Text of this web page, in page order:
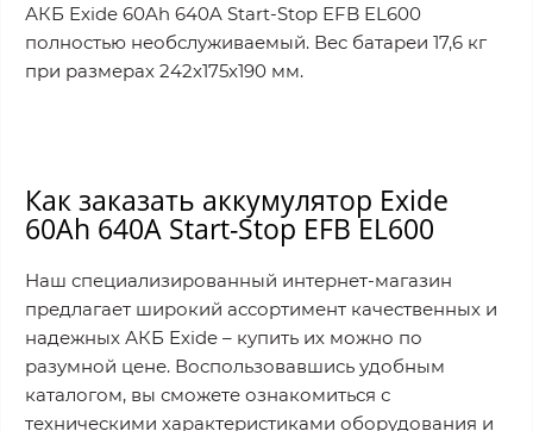
АКБ Exide 60Ah 640A Start-Stop EFB EL600
полностью необслуживаемый. Вес батареи 17,6 кг
при размерах 242x175x190 мм.
Как заказать аккумулятор Exide
60Ah 640A Start-Stop EFB EL600
Наш специализированный интернет-магазин
предлагает широкий ассортимент качественных и
надежных АКБ Exide – купить их можно по
разумной цене. Воспользовавшись удобным
каталогом, вы сможете ознакомиться с
техническими характеристиками оборудования и